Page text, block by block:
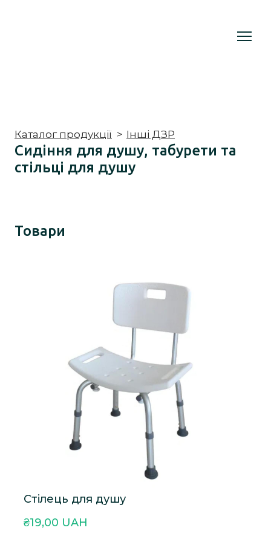
Каталог продукції Інші ДЗР
Сидіння для душу, табурети та
стільці для душу
Товари
Стілець для душу
₴19,00 UAH